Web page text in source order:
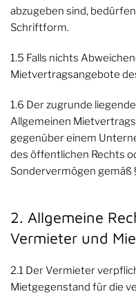
abzugeben sind,
Schriftform.
1.5 Falls nichts
Mietvertragsangebote
1.6 Der zugrunde
Allgemeinen
gegenüber einem
des öffentlichen Rechts
Sondervermögen gemäß
2. Allgemeine
Vermieter und
2.1 Der Vermieter
Mietgegenstand für die